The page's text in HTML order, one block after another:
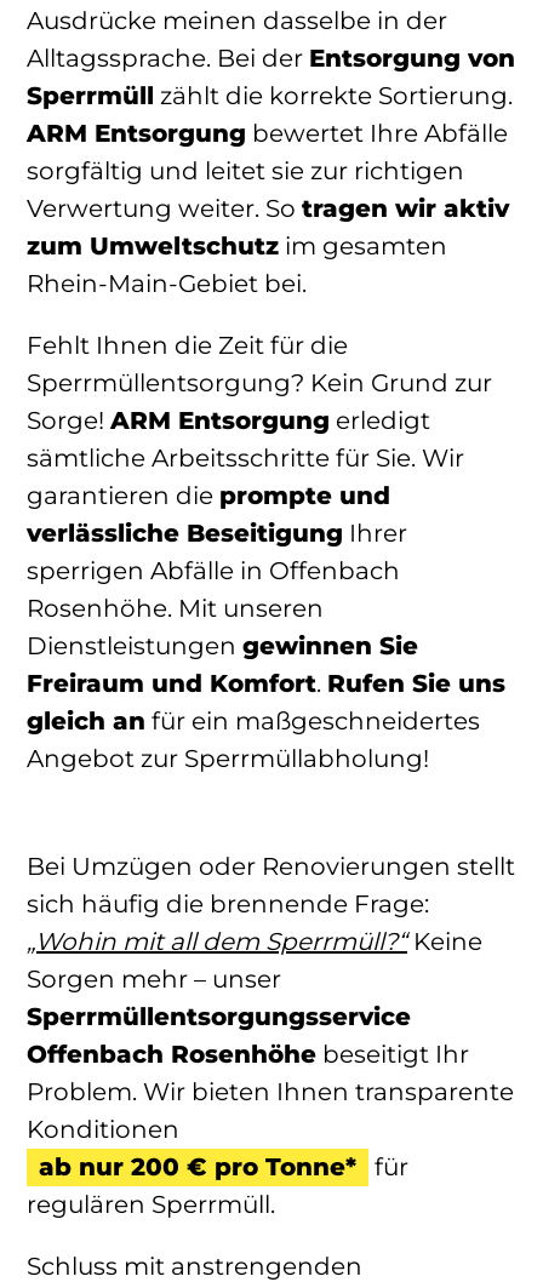
Ausdrücke meinen dasselbe in der
Alltagssprache. Bei der Entsorgung von
Sperrmüll zählt die korrekte Sortierung.
ARM Entsorgung bewertet Ihre Abfälle
sorgfältig und leitet sie zur richtigen
Verwertung weiter. So tragen wir aktiv
zum Umweltschutz im gesamten
Rhein-Main-Gebiet bei.
Fehlt Ihnen die Zeit für die
Sperrmüllentsorgung? Kein Grund zur
Sorge! ARM Entsorgung erledigt
sämtliche Arbeitsschritte für Sie. Wir
garantieren die prompte und
verlässliche Beseitigung Ihrer
sperrigen Abfälle in Offenbach
Rosenhöhe. Mit unseren
Dienstleistungen gewinnen Sie
Freiraum und Komfort. Rufen Sie uns
gleich an für ein maßgeschneidertes
Angebot zur Sperrmüllabholung!
Bei Umzügen oder Renovierungen stellt
sich häufig die brennende Frage:
„Wohin mit all dem Sperrmüll?“Keine
Sorgen mehr – unser
Sperrmüllentsorgungsservice
Offenbach Rosenhöhe beseitigt Ihr
Problem. Wir bieten Ihnen transparente
Konditionen
ab nur 200 € pro Tonne*
für
regulären Sperrmüll.
Schluss mit anstrengenden